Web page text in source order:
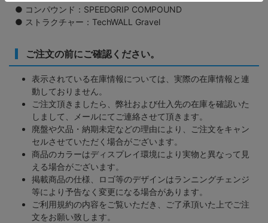
● コンパウンド：SPEEDGRIP COMPOUND
● ストラクチャー：TechWALL Gravel
ご注文の前にご確認ください。
表示されている在庫情報については、実際の在庫情報と連
動しておりません。
ご注文頂きましたら、弊社および仕入先の在庫を確認いた
しまして、メールにてご連絡させて頂きます。
廃盤や欠品・納期未定などの理由により、ご注文をキャン
セルさせていただく場合がございます。
商品のカラーはディスプレイ環境により実物と異なって見
える場合がございます。
掲載商品の仕様、ロゴ等のデザインはランニングチェンジ
等により予告なく変更になる場合があります。
ご利用規約の内容をご覧いただき、ご了承頂いた上でご注
文をお願い致します。